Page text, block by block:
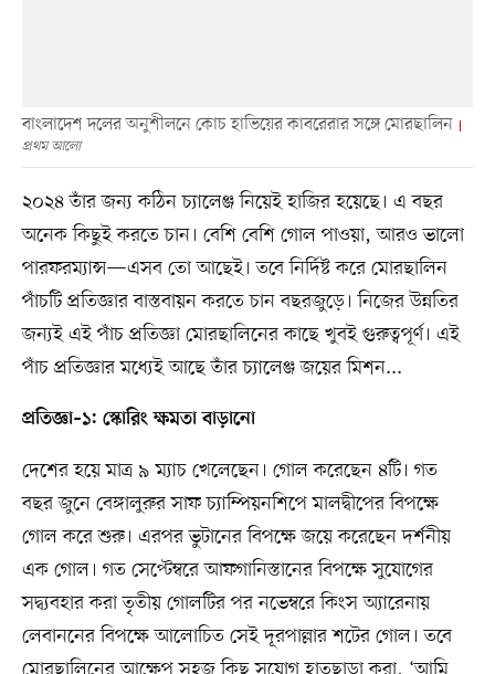
বাংলাদেশ দলের অনুশীলনে কোচ হাভিয়ের কাবরেরার সঙ্গে মোরছালিন
প্রথম আলো
২০২৪ তাঁর জন্য কঠিন চ্যালেঞ্জ নিয়েই হাজির হয়েছে। এ বছর
অনেক কিছুই করতে চান। বেশি বেশি গোল পাওয়া, আরও ভালো
পারফরম্যান্স—এসব তো আছেই। তবে নির্দিষ্ট করে মোরছালিন
পাঁচটি প্রতিজ্ঞার বাস্তবায়ন করতে চান বছরজুড়ে। নিজের উন্নতির
জন্যই এই পাঁচ প্রতিজ্ঞা মোরছালিনের কাছে খুবই গুরুত্বপূর্ণ। এই
পাঁচ প্রতিজ্ঞার মধ্যেই আছে তাঁর চ্যালেঞ্জ জয়ের মিশন...
প্রতিজ্ঞা–১: স্কোরিং ক্ষমতা বাড়ানো
দেশের হয়ে মাত্র ৯ ম্যাচ খেলেছেন। গোল করেছেন ৪টি। গত
বছর জুনে বেঙ্গালুরুর সাফ চ্যাম্পিয়নশিপে মালদ্বীপের বিপক্ষে
গোল করে শুরু। এরপর ভুটানের বিপক্ষে জয়ে করেছেন দর্শনীয়
এক গোল। গত সেপ্টেম্বরে আফগানিস্তানের বিপক্ষে সুযোগের
সদ্ব্যবহার করা তৃতীয় গোলটির পর নভেম্বরে কিংস অ্যারেনায়
লেবাননের বিপক্ষে আলোচিত সেই দূরপাল্লার শটের গোল। তবে